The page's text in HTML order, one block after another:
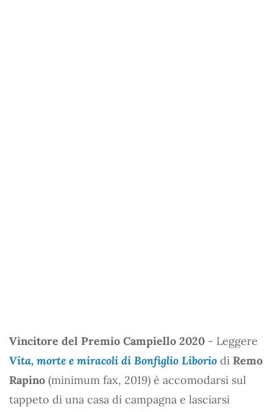
Vincitore del Premio Campiello 2020 - Leggere
Vita, morte e miracoli di Bonfiglio Liborio di Remo
Rapino (minimum fax, 2019) è accomodarsi sul
tappeto di una casa di campagna e lasciarsi